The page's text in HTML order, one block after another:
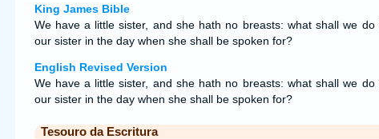
King James Bible
We have a little sister, and she hath no breasts: what shall we do
our sister in the day when she shall be spoken for?
English Revised Version
We have a little sister, and she hath no breasts: what shall we do
our sister in the day when she shall be spoken for?
Tesouro da Escritura